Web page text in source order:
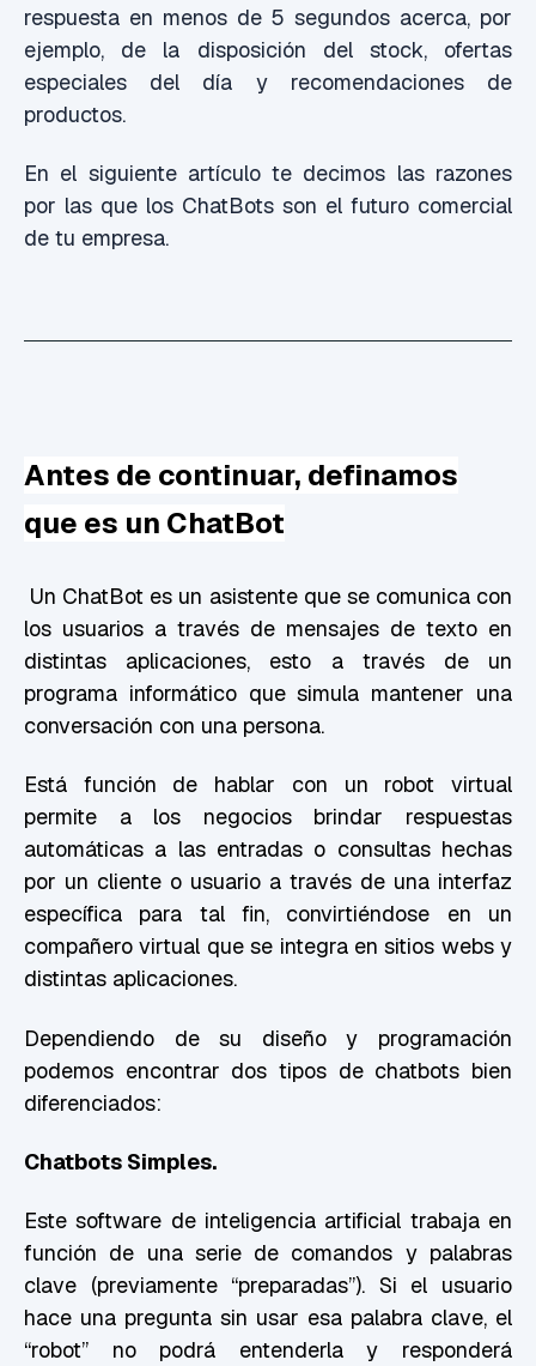
respuesta en menos de 5 segundos acerca, por
ejemplo, de la disposición del stock, ofertas
especiales del día y recomendaciones de
productos.
En el siguiente artículo te decimos las razones
por las que los ChatBots son el futuro comercial
de tu empresa.
Antes de continuar, definamos
que es un ChatBot
Un ChatBot es un asistente que se comunica con
los usuarios a través de mensajes de texto en
distintas aplicaciones, esto a través de un
programa informático que simula mantener una
conversación con una persona.
Está función de hablar con un robot virtual
permite a los negocios brindar respuestas
automáticas a las entradas o consultas hechas
por un cliente o usuario a través de una interfaz
específica para tal fin, convirtiéndose en un
compañero virtual que se integra en sitios webs y
distintas aplicaciones.
Dependiendo de su diseño y programación
podemos encontrar dos tipos de chatbots bien
diferenciados:
Chatbots Simples.
Este software de inteligencia artificial trabaja en
función de una serie de comandos y palabras
clave (previamente “preparadas”). Si el usuario
hace una pregunta sin usar esa palabra clave, el
“robot” no podrá entenderla y responderá